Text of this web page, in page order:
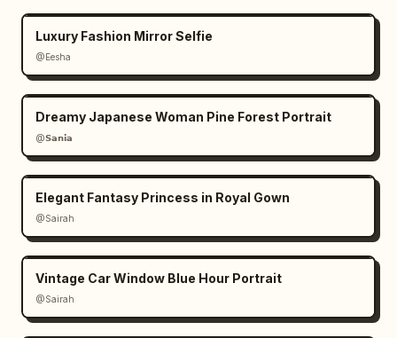
Luxury Fashion Mirror Selfie
@Eesha
Dreamy Japanese Woman Pine Forest Portrait
@𝗦𝗮𝗻𝗶𝗮
Elegant Fantasy Princess in Royal Gown
@Sairah
Vintage Car Window Blue Hour Portrait
@Sairah